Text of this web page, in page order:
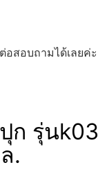
อบถามได้เลยค่
ก รุ่น
.